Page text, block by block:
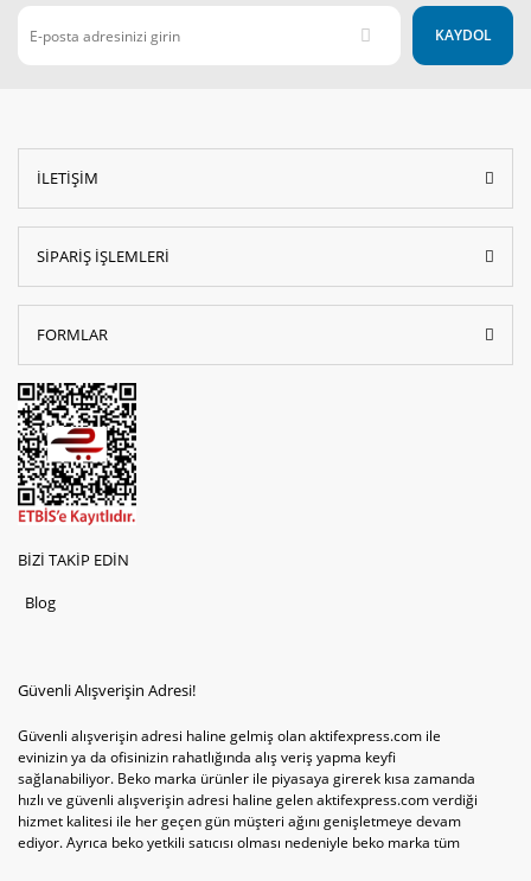
KAYDOL
İLETİŞİM
SİPARİŞ İŞLEMLERİ
FORMLAR
BİZİ TAKİP EDİN
Blog
Güvenli Alışverişin Adresi!
Güvenli alışverişin adresi haline gelmiş olan aktifexpress.com ile
evinizin ya da ofisinizin rahatlığında alış veriş yapma keyfi
sağlanabiliyor. Beko marka ürünler ile piyasaya girerek kısa zamanda
hızlı ve güvenli alışverişin adresi haline gelen aktifexpress.com verdiği
hizmet kalitesi ile her geçen gün müşteri ağını genişletmeye devam
ediyor. Ayrıca beko yetkili satıcısı olması nedeniyle beko marka tüm